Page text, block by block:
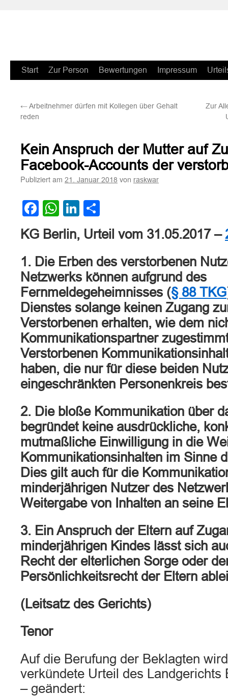
Zum
springen
Start Zur Person Bewertungen Impressum
←Arbeitnehmer dürfen mit Kollegen über Gehalt
reden
Zur
Kein Anspruch der Mutter auf
Facebook-Accounts der
Publiziert am 21. Januar 2018 von raskwar
Facebook
WhatsApp
LinkedIn
KG Berlin, Urteil vom 31.05.2017 –
1. Die Erben des verstorbenen
Netzwerks können aufgrund des
Fernmeldegeheimnisses (§ 88 TKG
Dienstes solange keinen Zugang
Verstorbenen erhalten, wie dem
Kommunikationspartner
Verstorbenen
haben, die nur für diese beiden
eingeschränkten Personenkreis
2. Die bloße Kommunikation über
begründet keine ausdrückliche,
mutmaßliche Einwilligung in die
Kommunikationsinhalten im Sinne
Dies gilt auch für die
minderjährigen Nutzer des
Weitergabe von Inhalten an seine
3. Ein Anspruch der Eltern auf
minderjährigen Kindes lässt sich
Recht der elterlichen Sorge oder
Persönlichkeitsrecht der Eltern
(Leitsatz des Gerichts)
Tenor
Auf die Berufung der Beklagten
verkündete Urteil des Landgerichts
– geändert: